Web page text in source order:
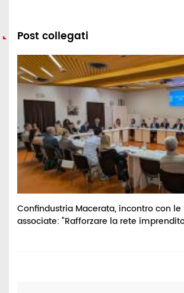
Post collegati
Confindustria Macerata, incontro con le
associate: “Rafforzare la rete